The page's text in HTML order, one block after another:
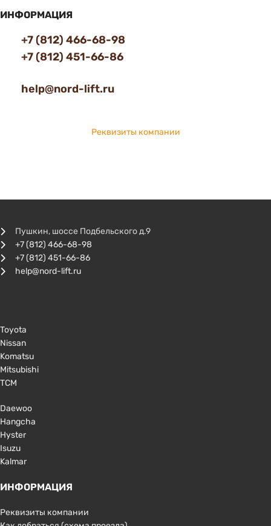
ИНФОРМАЦИЯ
+7 (812) 466-68-98
+7 (812) 451-66-86
help@nord-lift.ru
Реквизиты компании
Пушкин, шоссе Подбельского д.9
+7 (812) 466-68-98
+7 (812) 451-66-86
help@nord-lift.ru
Toyota
Nissan
Komatsu
Mitsubishi
TCM
Daewoo
Hangcha
Hyster
Isuzu
Kalmar
ИНФОРМАЦИЯ
Реквизиты компании